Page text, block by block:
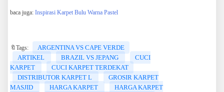
baca juga: Inspirasi Karpet Bulu Warna Pastel
🔖Tags:
ARGENTINA VS CAPE VERDE
ARTIKEL
BRAZIL VS JEPANG
CUCI
KARPET
CUCI KARPET TERDEKAT
DISTRIBUTOR KARPET L
GROSIR KARPET
MASJID
HARGA KARPET
HARGA KARPET